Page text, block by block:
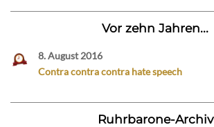
Vor zehn Jahren...
8. August 2016
Contra contra contra hate speech
Ruhrbarone-Archiv